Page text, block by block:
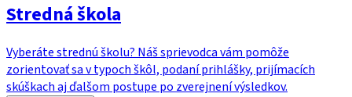
Stredná škola
Vyberáte strednú školu? Náš sprievodca vám pomôže
zorientovať sa v typoch škôl, podaní prihlášky, prijímacích
skúškach aj ďalšom postupe po zverejnení výsledkov.